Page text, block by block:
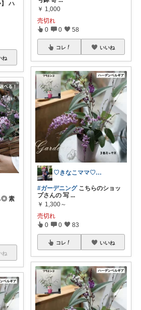
】 ハ
ね
◎ 素
ね
￥ 1,000
売切れ
0 0 58
コレ いいね
♡きなこママ♡探せていなくて🙇‍♀️
#ガーデニングこちらのショッ
プさんの 写 ...
￥ 1,300～
売切れ
0 0 83
コレ いいね